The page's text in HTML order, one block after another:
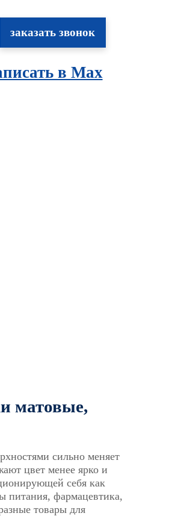
заказать звонок
матовые,
сильно меняет
цвет менее ярко и
себя как
питания, фармацевтика,
товары для